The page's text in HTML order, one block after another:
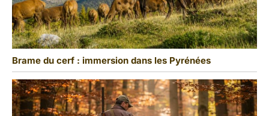
Brame du cerf : immersion dans les Pyrénées